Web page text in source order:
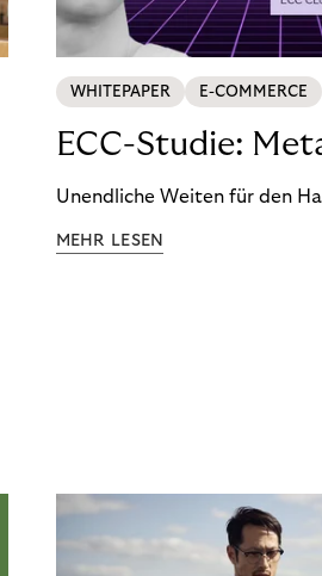
WHITEPAPER E-COMMERCE
ECC-Studie:
Unendliche Weiten für den
MEHR LESEN